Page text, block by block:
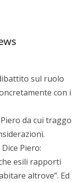
sul ruolo
con i
Piero da cui traggo
Piero:
esili rapporti
altrove”. Ed